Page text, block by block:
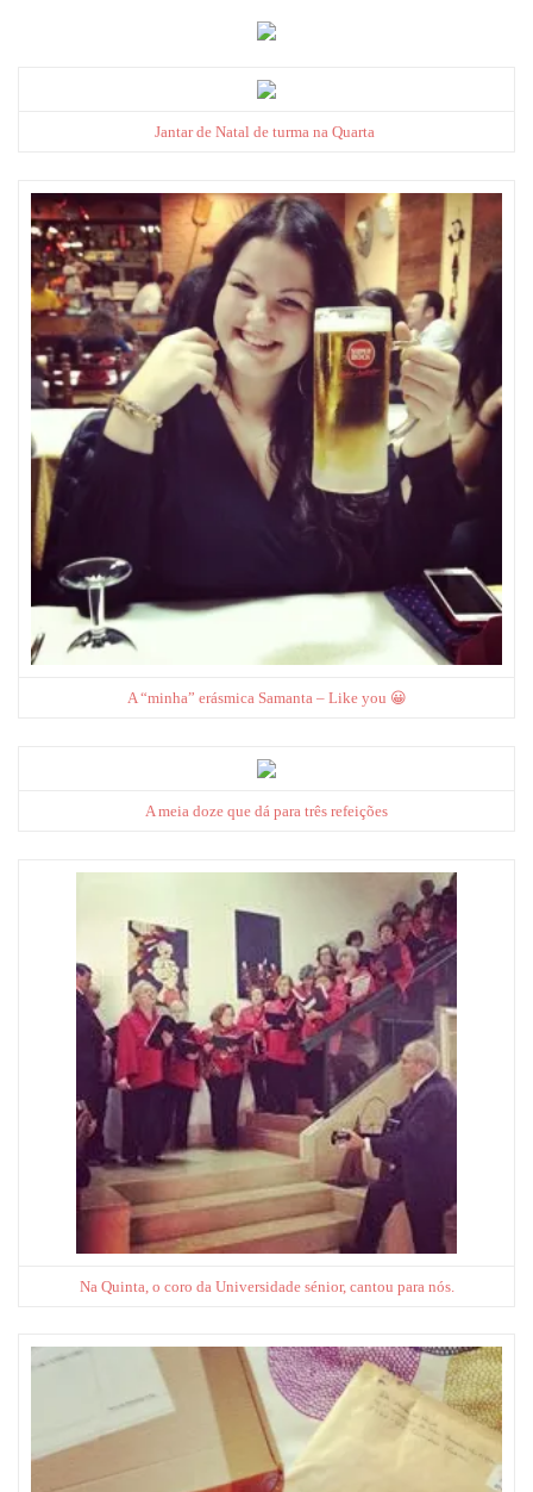
Jantar de Natal de turma na Quarta
A “minha” erásmica Samanta – Like you 😀
A meia doze que dá para três refeições
Na Quinta, o coro da Universidade sénior, cantou para nós.